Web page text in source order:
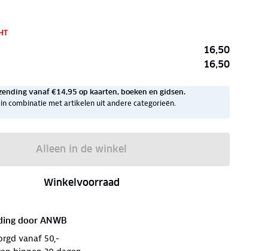
16,50
16,50
vanaf €14,95 op kaarten, boeken en gidsen.
combinatie met artikelen uit andere categorieën.
Alleen in de winkel
Winkelvoorraad
door ANWB
vanaf 50,-